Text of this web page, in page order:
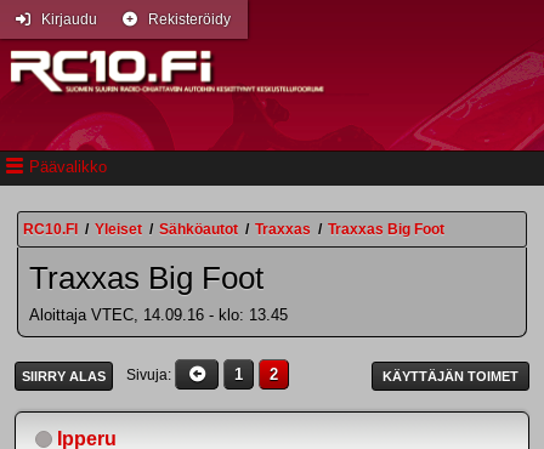
Päävalikko
Kirjaudu Rekisteröidy
RC10.FI / Yleiset / Sähköautot / Traxxas / Traxxas Big Foot
Traxxas Big Foot
Aloittaja VTEC, 14.09.16 - klo: 13.45
SIIRRY ALAS Sivuja 1 2 KÄYTTÄJÄN TOIMET
Ipperu